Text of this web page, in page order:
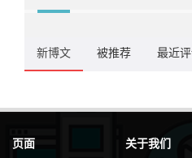
新博文 被推荐 最近
页面 关于我们